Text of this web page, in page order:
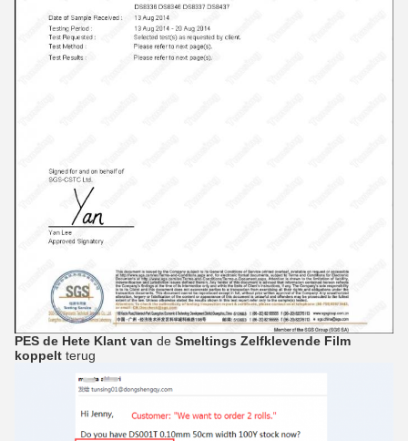
PES de Hete Klant van de Smeltings Zelfklevende Film
koppelt terug